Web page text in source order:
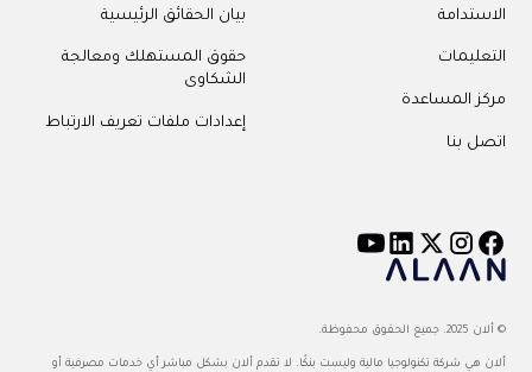
الاستدامة
التعليمات
مركز المساعدة
اتصل بنا
بيان الحقائق الرئيسية
حقوق المستهلك ومعالجة
الشكاوى
إعدادات ملفات تعريف الارتباط
© ألان 2025. جميع الحقوق محفوظة.
ألان هي شركة تكنولوجيا مالية وليست بنكًا. لا تقدم ألان بشكل مباشر أي خدمات مصرفية أو